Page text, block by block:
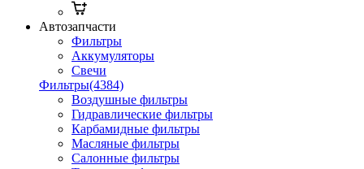
Автозапчасти
Фильтры
Аккумуляторы
Свечи
Фильтры(4384)
Воздушные фильтры
Гидравлические фильтры
Карбамидные фильтры
Масляные фильтры
Салонные фильтры